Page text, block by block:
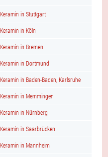
Keramin in Stuttgart
Keramin in Köln
Keramin in Bremen
Keramin in Dortmund
Keramin in Baden-Baden, Karlsruhe
Keramin in Memmingen
Keramin in Nürnberg
Keramin in Saarbrücken
Keramin in Mannheim